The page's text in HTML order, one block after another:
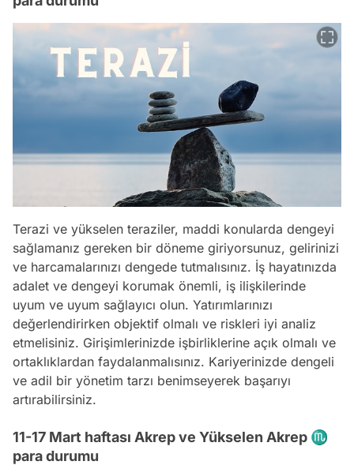
Terazi ve yükselen teraziler, maddi konularda dengeyi
sağlamanız gereken bir döneme giriyorsunuz, gelirinizi
ve harcamalarınızı dengede tutmalısınız. İş hayatınızda
adalet ve dengeyi korumak önemli, iş ilişkilerinde
uyum ve uyum sağlayıcı olun. Yatırımlarınızı
değerlendirirken objektif olmalı ve riskleri iyi analiz
etmelisiniz. Girişimlerinizde işbirliklerine açık olmalı ve
ortaklıklardan faydalanmalısınız. Kariyerinizde dengeli
ve adil bir yönetim tarzı benimseyerek başarıyı
artırabilirsiniz.
11-17 Mart haftası Akrep ve Yükselen Akrep ♏
para durumu